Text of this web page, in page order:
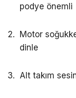
podye önemli
Motor
dinle
Alt takım